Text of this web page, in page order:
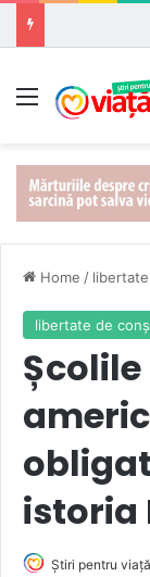
Meniu
Home /
libertate de
istoria
Știri pentru viață